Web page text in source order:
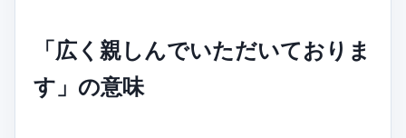
「広く親しんでいただいておりま
す」の意味